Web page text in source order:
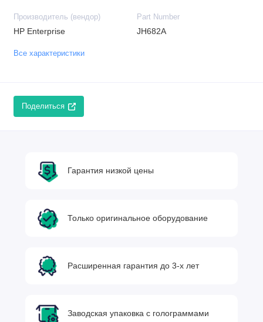
Производитель (вендор)
HP Enterprise
Part Number
JH682A
Все характеристики
Поделиться
Гарантия низкой цены
Только оригинальное оборудование
Расширенная гарантия до 3-х лет
Заводская упаковка с голограммами